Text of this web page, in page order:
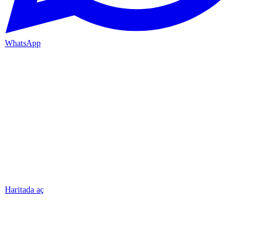
WhatsApp
Haritada aç